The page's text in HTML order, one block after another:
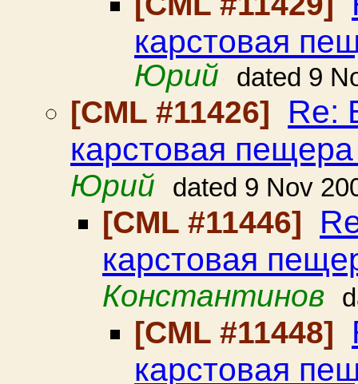
карстовая
Юрий
dated 9
[CML #11426]
Re:
карстовая
Юрий dated 9 Nov
[CML #11446]
карстовая
Константинов
[CML #11448]
карстовая